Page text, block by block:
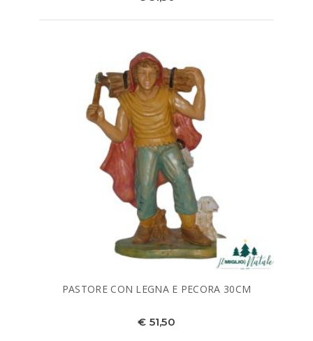
PASTORE CON LEGNA E PECORA 30CM
€ 51,50